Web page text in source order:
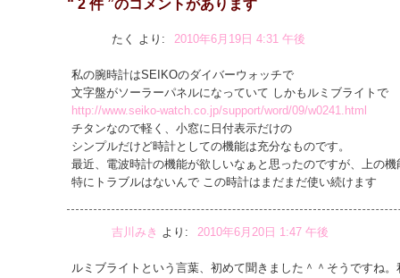
“ 2 件 ”のコメントがあります
たく より: 2010年6月19日 4:31 午後
私の腕時計はSEIKOのダイバーウォッチで
文字盤がソーラーパネルになっていて しかもルミブライトで
http://www.seiko-watch.co.jp/support/word/09/w0241.html
チタンなので軽く、小窓に日付表示だけの
シンプルだけど時計としての機能は充分なものです。
最近、電波時計の機能が欲しいなぁと思ったのですが、上の
特にトラブルはないんで この時計はまだまだ使い続けます
吉川みき より: 2010年6月20日 1:47 午後
ルミブライトという言葉、初めて聞きました＾＾そうですね